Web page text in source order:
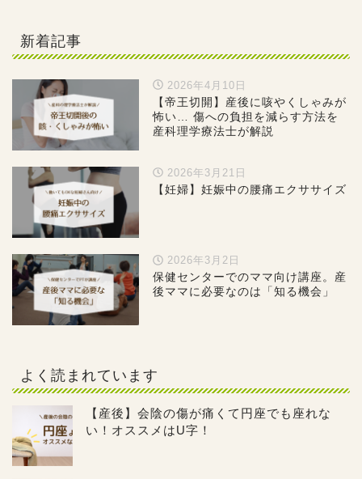
新着記事
2026年4月10日
【帝王切開】産後に咳やくしゃみが
怖い… 傷への負担を減らす方法を
産科理学療法士が解説
2026年3月21日
【妊婦】妊娠中の腰痛エクササイズ
2026年3月2日
保健センターでのママ向け講座。産
後ママに必要なのは「知る機会」
よく読まれています
【産後】会陰の傷が痛くて円座でも座れな
い！オススメはU字！